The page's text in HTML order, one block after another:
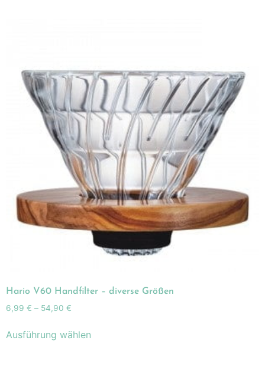
Hario V60 Handfilter – diverse Größen
6,99 € – 54,90 €
Ausführung wählen